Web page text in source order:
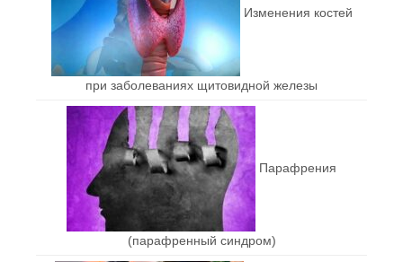
Изменения костей
при заболеваниях щитовидной железы
Парафрения
(парафренный синдром)